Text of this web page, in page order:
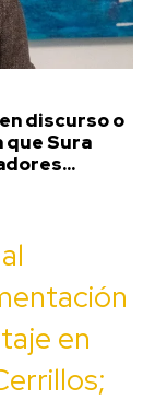
discurso o
que Sura
en